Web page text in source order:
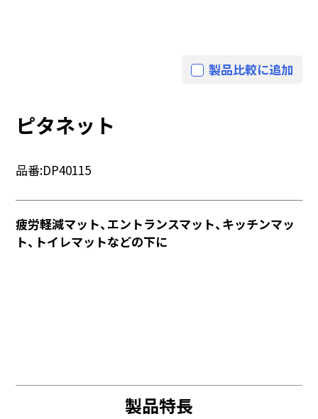
製品比較に追加
ピタネット
品番:DP40115
疲労軽減マット、エントランスマット、キッチンマッ
ト、トイレマットなどの下に
製品特長